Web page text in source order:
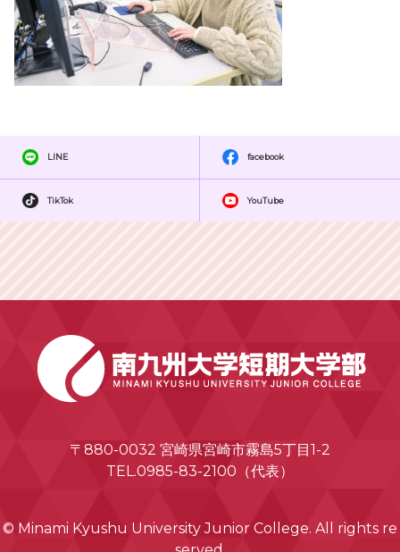
LINE facebook
TikTok YouTube
〒880-0032 宮崎県宮崎市霧島5丁目1-2
TEL.0985-83-2100（代表）
© Minami Kyushu University Junior College. All rights re